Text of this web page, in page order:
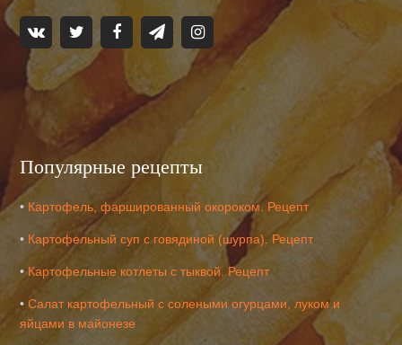
Популярные рецепты
• Картофель, фаршированный окороком. Рецепт
• Картофельный суп с говядиной (шурпа). Рецепт
• Картофельные котлеты с тыквой. Рецепт
•Салат картофельный с солеными огурцами, луком и
яйцами в майонезе